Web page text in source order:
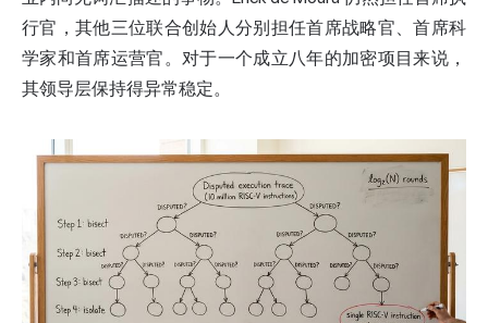
行官，其他三位联合创始人分别担任首席战略官、首席科
学家和首席运营官。对于一个成立八年的加密项目来说，
其领导层保持得异常稳定。